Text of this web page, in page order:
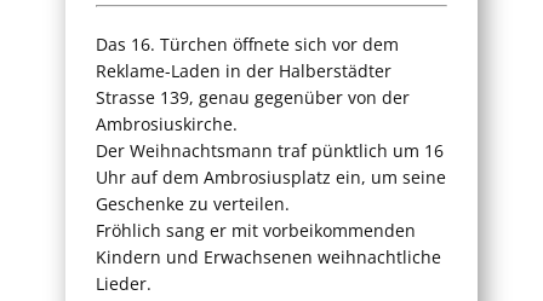
Das 16. Türchen öffnete sich vor dem
Reklame-Laden in der Halberstädter
Strasse 139, genau gegenüber von der
Ambrosiuskirche.
Der Weihnachtsmann traf pünktlich um 16
Uhr auf dem Ambrosiusplatz ein, um seine
Geschenke zu verteilen.
Fröhlich sang er mit vorbeikommenden
Kindern und Erwachsenen weihnachtliche
Lieder.